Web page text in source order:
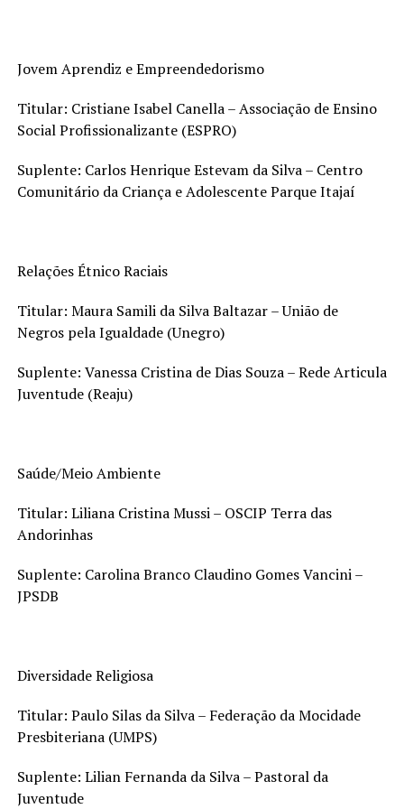
Jovem Aprendiz e Empreendedorismo
Titular: Cristiane Isabel Canella – Associação de Ensino
Social Profissionalizante (ESPRO)
Suplente: Carlos Henrique Estevam da Silva – Centro
Comunitário da Criança e Adolescente Parque Itajaí
Relações Étnico Raciais
Titular: Maura Samili da Silva Baltazar – União de
Negros pela Igualdade (Unegro)
Suplente: Vanessa Cristina de Dias Souza – Rede Articula
Juventude (Reaju)
Saúde/Meio Ambiente
Titular: Liliana Cristina Mussi – OSCIP Terra das
Andorinhas
Suplente: Carolina Branco Claudino Gomes Vancini –
JPSDB
Diversidade Religiosa
Titular: Paulo Silas da Silva – Federação da Mocidade
Presbiteriana (UMPS)
Suplente: Lilian Fernanda da Silva – Pastoral da
Juventude